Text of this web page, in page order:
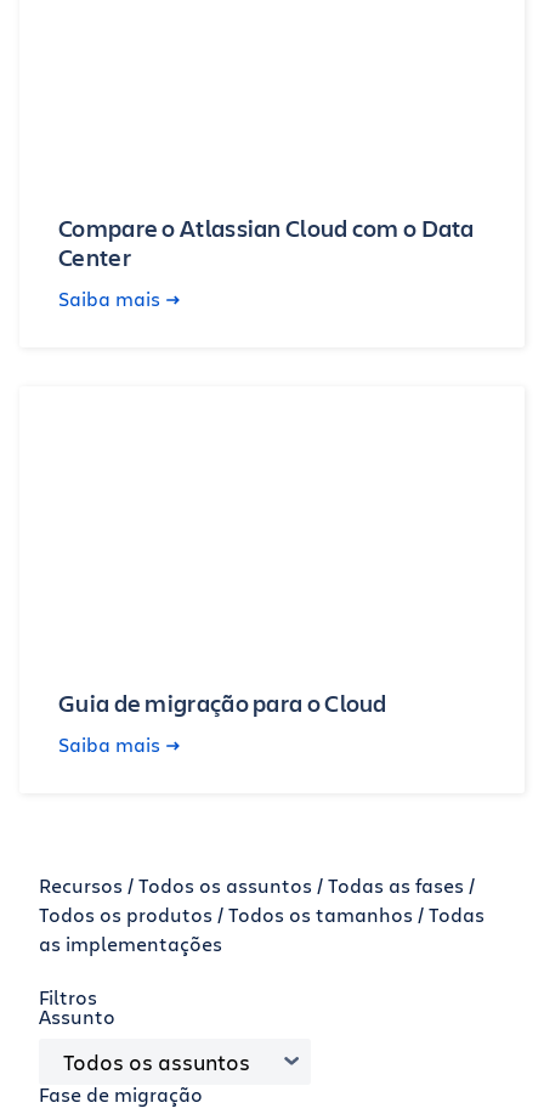
Compare o Atlassian Cloud com o Data
Center
Saiba mais
Guia de migração para o Cloud
Saiba mais
Recursos /Todos os assuntos
Todas as fases
Todos os produtos
Todos os tamanhos
Todas
as implementações
Filtros
Assunto
Todos os assuntos
Fase de migração